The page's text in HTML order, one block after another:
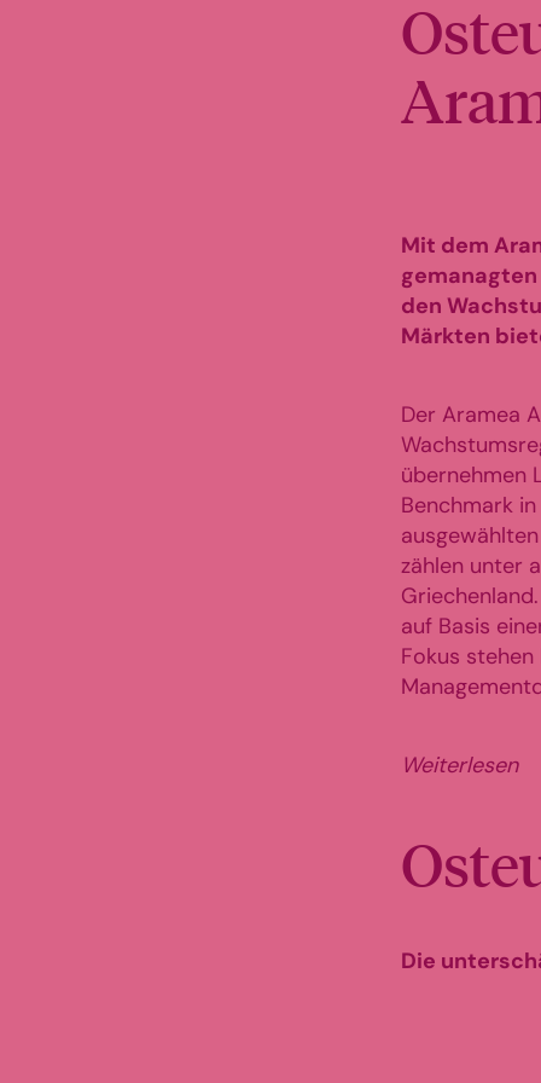
Mit dem
den
Märkten
Der Aramea
übernehmen
Benchmark
zählen unter
auf Basis
Fokus
Weiterlesen
Die